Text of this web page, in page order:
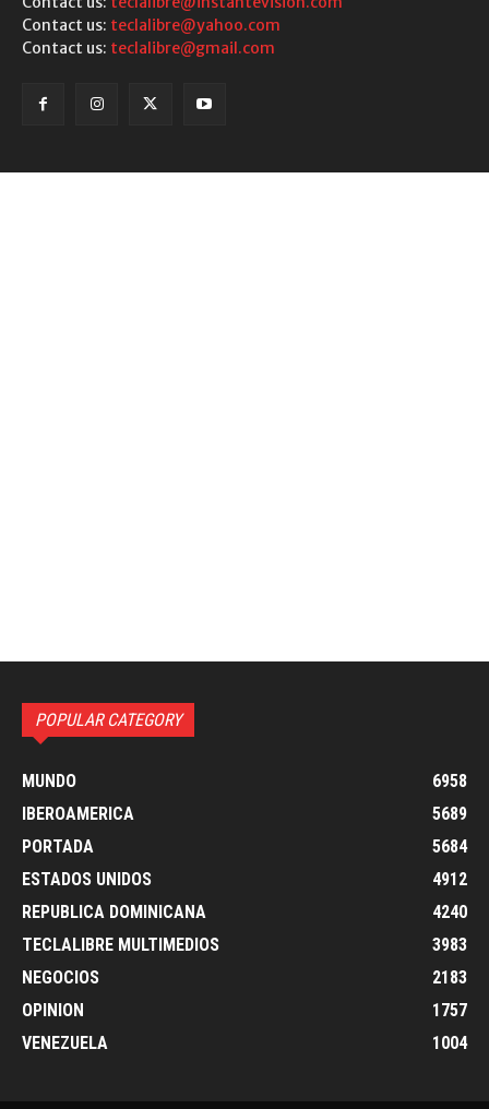
Contact us: teclalibre@yahoo.com
Contact us: teclalibre@gmail.com
POPULAR CATEGORY
MUNDO
6958
IBEROAMERICA
5689
PORTADA
5684
ESTADOS UNIDOS
4912
REPUBLICA DOMINICANA
4240
TECLALIBRE MULTIMEDIOS
3983
NEGOCIOS
2183
OPINION
1757
VENEZUELA
1004